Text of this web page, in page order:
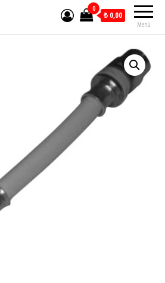
Menü
0
₺ 0,00